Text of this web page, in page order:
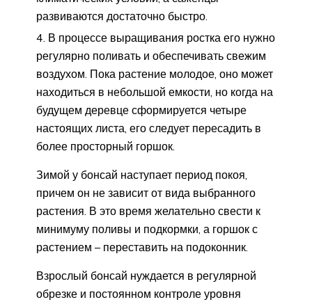
развиваются достаточно быстро.
В процессе выращивания ростка его нужно
регулярно поливать и обеспечивать свежим
воздухом. Пока растение молодое, оно может
находиться в небольшой емкости, но когда на
будущем деревце сформируется четыре
настоящих листа, его следует пересадить в
более просторный горшок.
Зимой у бонсай наступает период покоя,
причем он не зависит от вида выбранного
растения. В это время желательно свести к
минимуму поливы и подкормки, а горшок с
растением – переставить на подоконник.
Взрослый бонсай нуждается в регулярной
обрезке и постоянном контроле уровня